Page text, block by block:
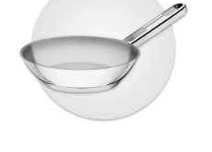
Plenus con
y Mango de
Off White 8"
45%